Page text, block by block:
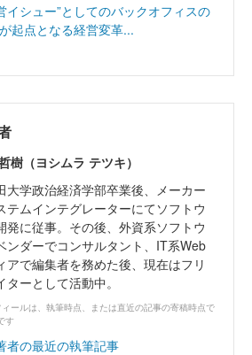
イシュー”としてのバックオフィスの
起点となる経営変革...
樹（ヨシムラ テツキ）
大学政治経済学部卒業後、メーカー
テムインテグレーターにてソフトウ
発に従事。その後、外資系ソフトウ
ンダーでコンサルタント、IT系Web
アで編集者を務めた後、現在はフリ
ターとして活動中。
ールは、執筆時点、または直近の記事の寄稿時点で
す
者の最近の執筆記事